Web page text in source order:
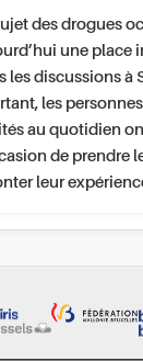
des drogues
une place
les discussions à
les
au quotidien
de prendre
leur